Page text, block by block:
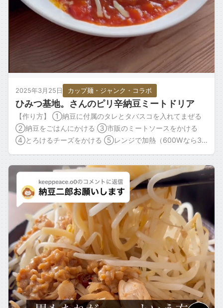
食材タグ一覧 →
2025年3月25日 カップ麺・ジャンク・コラボ
ひみつ基地。さんのピリ辛納豆ミートドリア
【作り方】 ①納豆に付属のタレとタバスコを入れてまぜる
②納豆をごはんにかける ③市販のミートソースをかける
④とろけるチーズをかける ⑤レンジで加熱（600Wなら3